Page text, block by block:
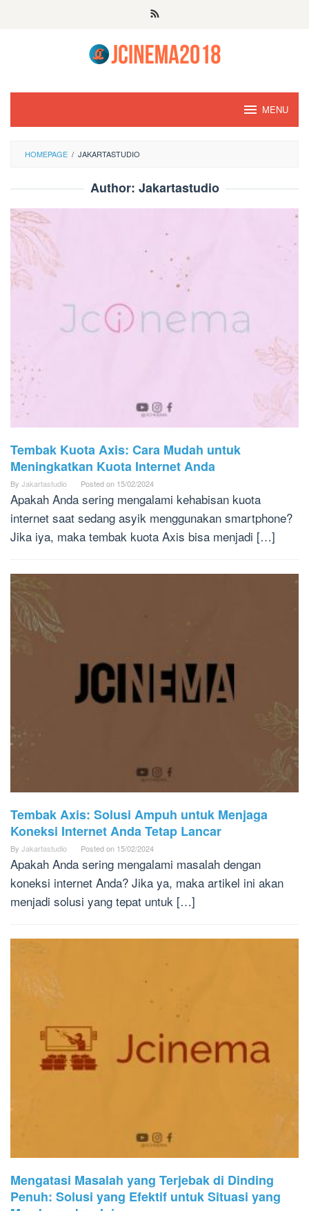
MENU
HOMEPAGE / JAKARTASTUDIO
Author: Jakartastudio
Tembak Kuota Axis: Cara Mudah untuk
Meningkatkan Kuota Internet Anda
By Jakartastudio Posted on 15/02/2024
Apakah Anda sering mengalami kehabisan kuota
internet saat sedang asyik menggunakan smartphone?
Jika iya, maka tembak kuota Axis bisa menjadi […]
Tembak Axis: Solusi Ampuh untuk Menjaga
Koneksi Internet Anda Tetap Lancar
By Jakartastudio Posted on 15/02/2024
Apakah Anda sering mengalami masalah dengan
koneksi internet Anda? Jika ya, maka artikel ini akan
menjadi solusi yang tepat untuk […]
Mengatasi Masalah yang Terjebak di Dinding
Penuh: Solusi yang Efektif untuk Situasi yang